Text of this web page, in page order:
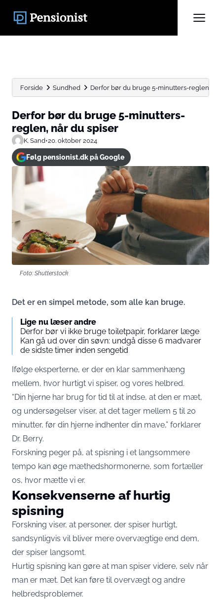
Forside Sundhed Derfor bør du bruge 5-minutters-reglen,
Derfor bør du bruge 5-minutters-
reglen, når du spiser
K. Sand•20. oktober 2024
Følg pensionist.dk på Google
Foto: Shutterstock
Det er en simpel metode, som alle kan bruge.
Lige nu læser andre
Derfor bør vi ikke bruge toiletpapir, forklarer læge
Kan gå ud over din søvn: undgå disse 6 madvarer
de sidste timer inden sengetid
Ifølge eksperterne, er der en klar sammenhæng
mellem, hvor hurtigt vi spiser, og vores helbred.
“Din hjerne har brug for tid til at indse, at den er mæt,
og undersøgelser viser, at det tager mellem 5 til 20
minutter, før din hjerne indhenter din mave,” forklarer
Dr. Berry.
Forskning peger på, at spisning i et langsommere
tempo kan øge mæthedshormonerne, som fortæller
os, hvor mætte vi er.
Konsekvenserne af hurtig
spisning
Forskning viser, at personer, der spiser hurtigt,
sandsynligvis vil bliver mere overvægtige end dem,
der spiser langsomt.
Hurtig spisning kan gøre at man spiser videre, selv når
man er mæt. Det kan føre til overvægt og andre
helbredsproblemer.